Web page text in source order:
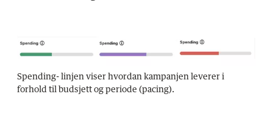
Spending- linjen viser hvordan kampanjen leverer i
forhold til budsjett og periode (pacing).